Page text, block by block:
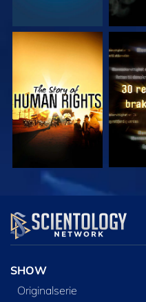
SE
SE
SHOW
Originalserie